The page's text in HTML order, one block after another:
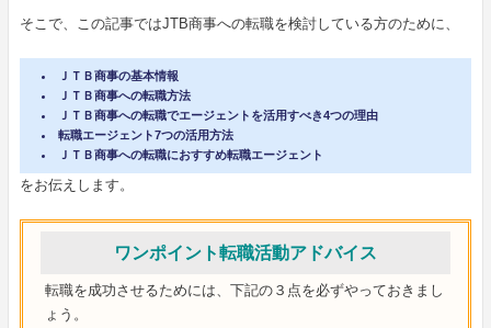
そこで、この記事ではJTB商事への転職を検討している方のために、
ＪＴＢ商事の基本情報
ＪＴＢ商事への転職方法
ＪＴＢ商事への転職でエージェントを活用すべき4つの理由
転職エージェント7つの活用方法
ＪＴＢ商事への転職におすすめ転職エージェント
をお伝えします。
ワンポイント転職活動アドバイス
転職を成功させるためには、下記の３点を必ずやっておきまし
ょう。